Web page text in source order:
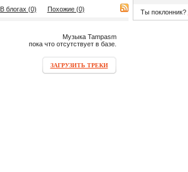
В блогах (0) Похожие (0)
Музыка Tampasm
пока что отсутствует в базе.
ЗАГРУЗИТЬ ТРЕКИ
Ты поклонник?